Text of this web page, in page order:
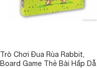
Trò Chơi Đua Rùa Rabbit,
Board Game Thẻ Bài Hấp